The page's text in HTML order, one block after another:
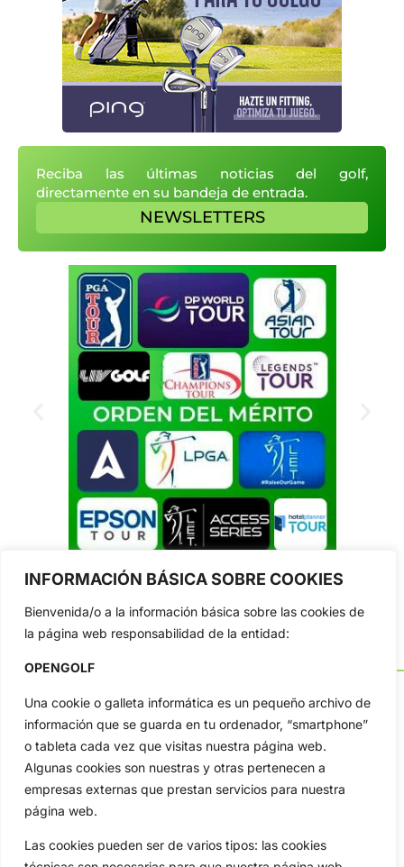
INFORMACIÓN BÁSICA SOBRE COOKIES
Bienvenida/o a la información básica sobre las cookies de
la página web responsabilidad de la entidad:
OPENGOLF
Una cookie o galleta informática es un pequeño archivo de
información que se guarda en tu ordenador, “smartphone”
o tableta cada vez que visitas nuestra página web.
Algunas cookies son nuestras y otras pertenecen a
empresas externas que prestan servicios para nuestra
página web.
Las cookies pueden ser de varios tipos: las cookies
Reciba las últimas noticias del golf,
directamente en su bandeja de entrada.
NEWSLETTERS
OpenGolf ofrece toda la actualidad, información del golf
profesional y amateur, resultados en directo, vídeos, noticias,
Jon Rahm, LIV Golf, PGA Tour, Ryder Cup, DP World Tour, LPGA
Inicio Jon Rahm